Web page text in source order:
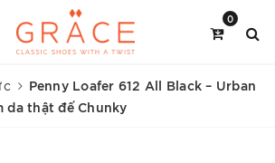
0
Penny Loafer 612 All Black – Urban
da thật đế Chunky